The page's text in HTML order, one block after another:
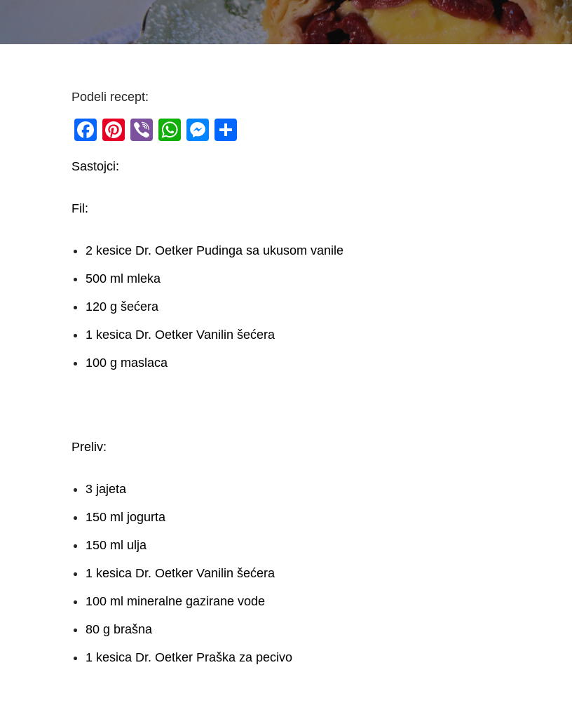
Podeli recept:
F
c
o
k
Pi
Vi
W
p
M
g
Sastojci:
Fil:
2 kesice Dr. Oetker Pudinga sa ukusom vanile
500 ml mleka
120 g šećera
1 kesica Dr. Oetker Vanilin šećera
100 g maslaca
Preliv:
3 jajeta
150 ml jogurta
150 ml ulja
1 kesica Dr. Oetker Vanilin šećera
100 ml mineralne gazirane vode
80 g brašna
1 kesica Dr. Oetker Praška za pecivo